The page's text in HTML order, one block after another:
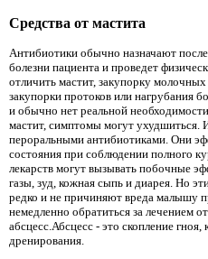
Средства от мастита
Антибиотики обычно назначают
болезни пациента и проведет
отличить мастит, закупорку
закупорки протоков или нагрубания
и обычно нет реальной
мастит, симптомы могут
пероральными антибиотиками. Они
состояния при соблюдении полного
лекарств могут вызывать побочные
газы, зуд, кожная сыпь и диарея. Но
редко и не причиняют вреда малышу
немедленно обратиться за лечением
абсцесс.Абсцесс - это скопление гноя,
дренирования.